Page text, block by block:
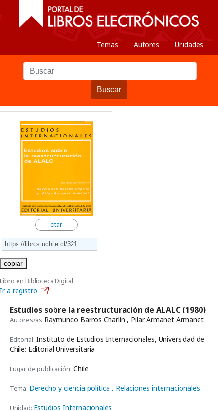
Temas Autores Unidades
Buscar
citar
copiar
Libro en Biblioteca Digital
Ir a registro
Estudios sobre la reestructuración de ALALC (1980)
Autores/as Raymundo Barros Charlín , Pilar Armanet Armanet
Editorial: Instituto de Estudios Internacionales, Universidad de
Chile; Editorial Universitaria
Lugar de publicación: Chile
Tema: Derecho y ciencia política , Relaciones internacionales
Unidad: Estudios Internacionales